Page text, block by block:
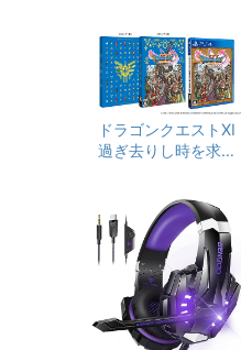
ドラゴンクエストXI
過ぎ去りし時を求め